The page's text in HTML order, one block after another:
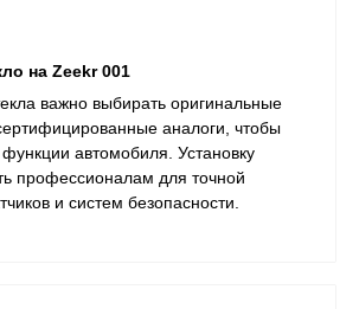
на Zeekr 001
важно выбирать оригинальные
аналоги, чтобы
автомобиля. Установку
профессионалам для точной
и систем безопасности.